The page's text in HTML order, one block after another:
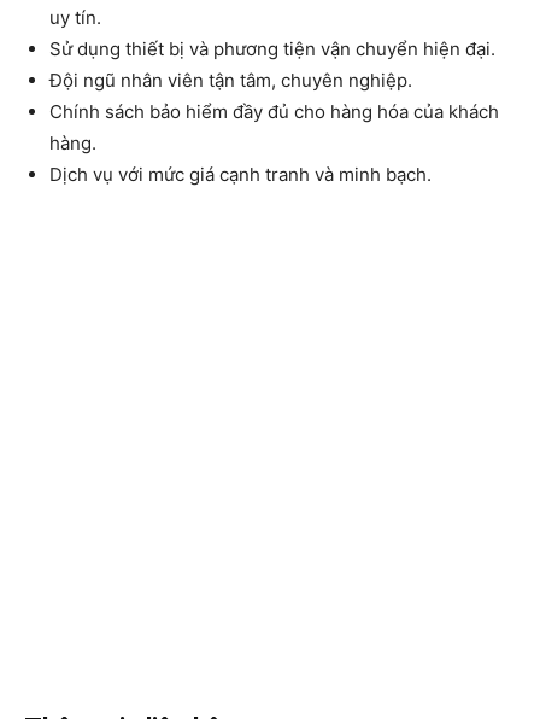
uy tín.
Sử dụng thiết bị và phương tiện vận chuyển hiện đại.
Đội ngũ nhân viên tận tâm, chuyên nghiệp.
Chính sách bảo hiểm đầy đủ cho hàng hóa của khách
hàng.
Dịch vụ với mức giá cạnh tranh và minh bạch.